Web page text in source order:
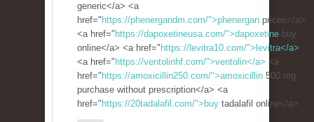
generic</a> <a
href=" https://phenergandm.com/">phenergan prices</a>
<a href=" https://dapoxetineusa.com/">dapoxetine buy
online</a> <a href=" https://levitra10.com/">levitra</a>
<a href=" https://ventolinhf.com/">ventolin</a> <a
href=" https://amoxicillin250.com/">amoxicillin 500 mg
purchase without prescription</a> <a
href=" https://20tadalafil.com/">buy tadalafil online</a>